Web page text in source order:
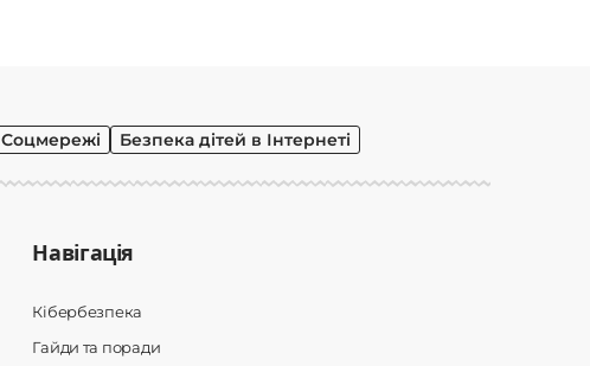
Соцмережі Безпека дітей в Інтернеті
Навігація
Кібербезпека
Гайди та поради